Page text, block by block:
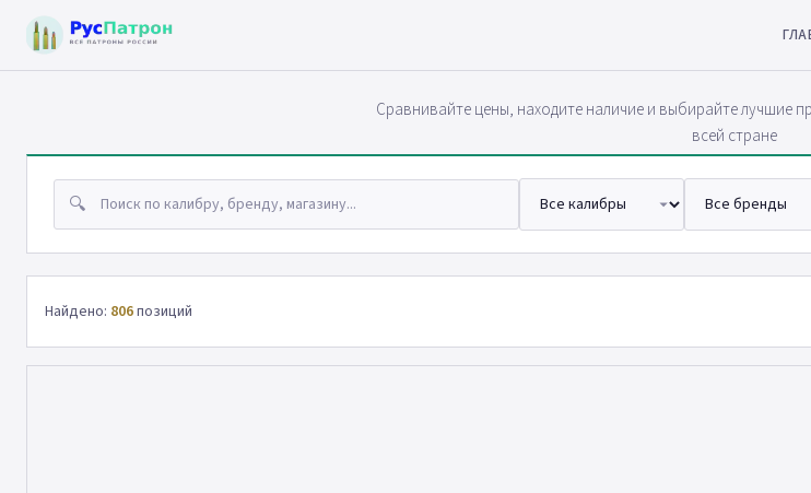
Сравнивайте цены, находите наличие и выбирайте лучшие
всей стране
🔍
Найдено: 806позиций